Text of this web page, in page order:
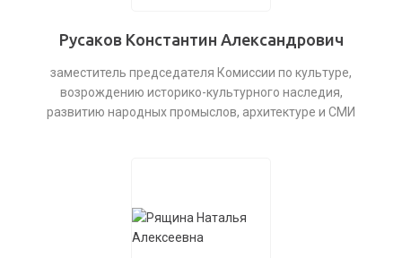
Русаков Константин Александрович
заместитель председателя Комиссии по культуре,
возрождению историко-культурного наследия,
развитию народных промыслов, архитектуре и СМИ